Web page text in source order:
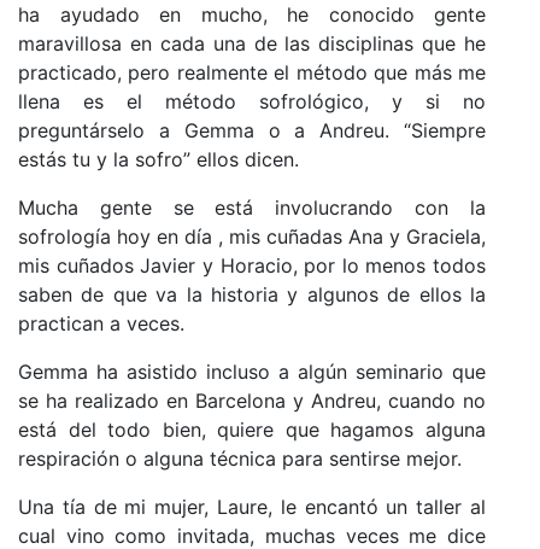
ha ayudado en mucho, he conocido gente
maravillosa en cada una de las disciplinas que he
practicado, pero realmente el método que más me
llena es el método sofrológico, y si no
preguntárselo a Gemma o a Andreu. “Siempre
estás tu y la sofro” ellos dicen.
Mucha gente se está involucrando con la
sofrología hoy en día , mis cuñadas Ana y Graciela,
mis cuñados Javier y Horacio, por lo menos todos
saben de que va la historia y algunos de ellos la
practican a veces.
Gemma ha asistido incluso a algún seminario que
se ha realizado en Barcelona y Andreu, cuando no
está del todo bien, quiere que hagamos alguna
respiración o alguna técnica para sentirse mejor.
Una tía de mi mujer, Laure, le encantó un taller al
cual vino como invitada, muchas veces me dice